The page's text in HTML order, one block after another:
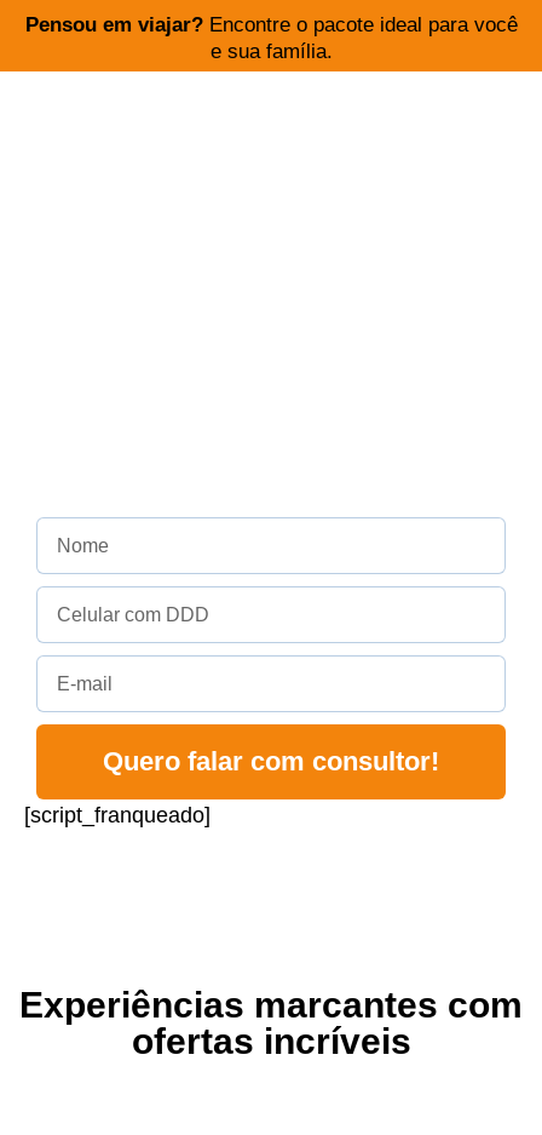
Pensou em viajar?Encontre o pacote ideal para você
e sua família.
Quero falar com consultor!
[script_franqueado]
Experiências marcantes com
ofertas incríveis